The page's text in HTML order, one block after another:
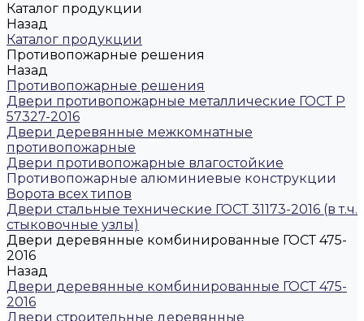
Каталог продукции
Назад
Каталог продукции
Противопожарные решения
Назад
Противопожарные решения
Двери противопожарные металлические ГОСТ Р
57327-2016
Двери деревянные межкомнатные
противопожарные
Двери противопожарные влагостойкие
Противопожарные алюминиевые конструкции
Ворота всех типов
Двери стальные технические ГОСТ 31173-2016 (в т.ч.
стыковочные узлы)
Двери деревянные комбинированные ГОСТ 475-
2016
Назад
Двери деревянные комбинированные ГОСТ 475-
2016
Двери строительные деревянные